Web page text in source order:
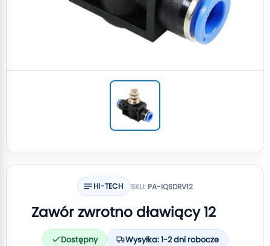
HI-TECH SKU:PA-IQSDRV12
Zawór zwrotno dławiący 12
Dostępny Wysyłka: 1-2 dni robocze